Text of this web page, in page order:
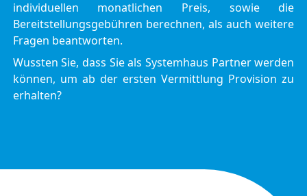
individuellen monatlichen Preis, sowie die
Bereitstellungsgebühren berechnen, als auch weitere
Fragen beantworten.
Wussten Sie, dass Sie als Systemhaus Partner werden
können, um ab der ersten Vermittlung Provision zu
erhalten?